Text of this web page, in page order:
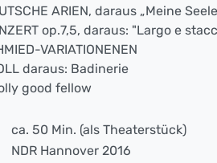
ARIEN, daraus „Meine
op.7,5, daraus: "Largo e
VARIATIONENEN
daraus: Badinerie
good fellow
ca. 50 Min. (als Theaterstück)
NDR Hannover 2016